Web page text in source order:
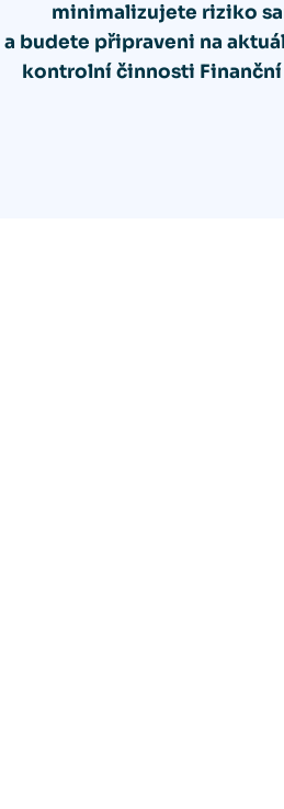
minimalizujete riziko
a budete připraveni na
kontrolní činnosti Finanční